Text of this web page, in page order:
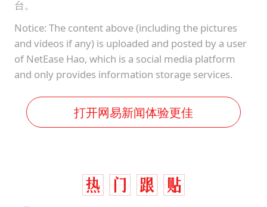
台。
Notice: The content above (including the pictures
and videos if any) is uploaded and posted by a user
of NetEase Hao, which is a social media platform
and only provides information storage services.
打开网易新闻体验更佳